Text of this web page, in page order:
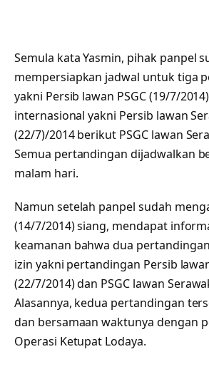
Semula kata Yasmin, pihak panpel
mempersiapkan jadwal untuk tiga
yakni Persib lawan PSGC (19/7/
internasional yakni Persib lawan
(22/7)/2014 berikut PSGC lawan
Semua pertandingan dijadwalkan
malam hari.
Namun setelah panpel sudah
(14/7/2014) siang, mendapat
keamanan bahwa dua
izin yakni pertandingan Persib
(22/7/2014) dan PSGC lawan
Alasannya, kedua pertandingan
dan bersamaan waktunya dengan
Operasi Ketupat Lodaya.